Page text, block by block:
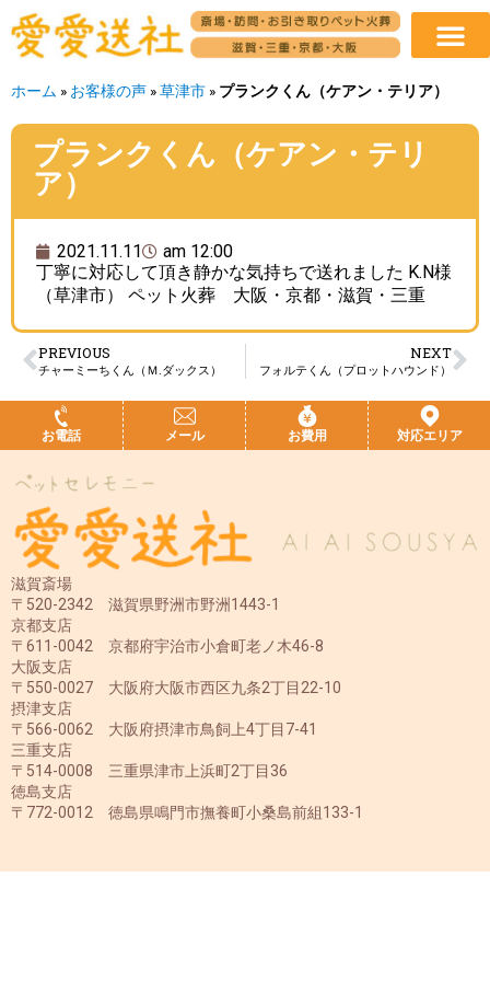
ホーム » お客様の声 »草津市 » プランクくん（ケアン・テリア）
プランクくん（ケアン・テリ
ア）
2021.11.11
am 12:00
丁寧に対応して頂き静かな気持ちで送れました K.N様
（草津市） ペット火葬 大阪・京都・滋賀・三重
PREVIOUS
チャーミーちくん（Ｍ.ダックス）
NEXT
フォルテくん（プロットハウンド）
お電話 メール お費用 対応エリア
滋賀斎場
〒520-2342 滋賀県野洲市野洲1443-1
京都支店
〒611-0042 京都府宇治市小倉町老ノ木46-8
大阪支店
〒550-0027 大阪府大阪市西区九条2丁目22-10
摂津支店
〒566-0062 大阪府摂津市鳥飼上4丁目7-41
三重支店
〒514-0008 三重県津市上浜町2丁目36
徳島支店
〒772-0012 徳島県鳴門市撫養町小桑島前組133-1